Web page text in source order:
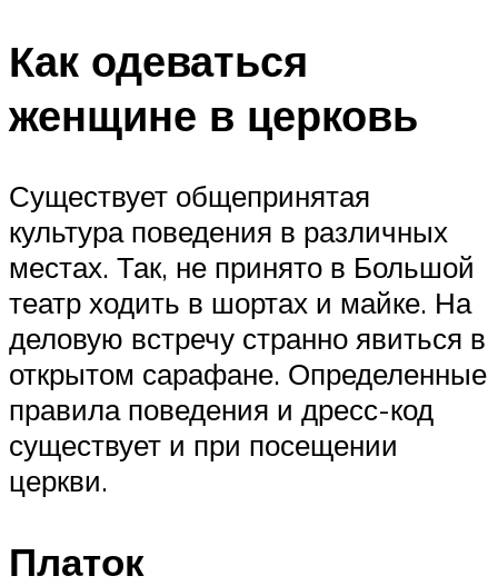
Как одеваться
женщине в церковь
Существует общепринятая
культура поведения в различных
местах. Так, не принято в Большой
театр ходить в шортах и майке. На
деловую встречу странно явиться в
открытом сарафане. Определенные
правила поведения и дресс-код
существует и при посещении
церкви.
Платок